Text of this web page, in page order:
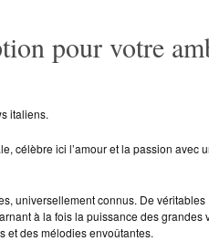
pour votre
italiens.
célèbre ici l’amour et la passion avec
universellement connus. De véritables
à la fois la puissance des grandes
et des mélodies envoûtantes.